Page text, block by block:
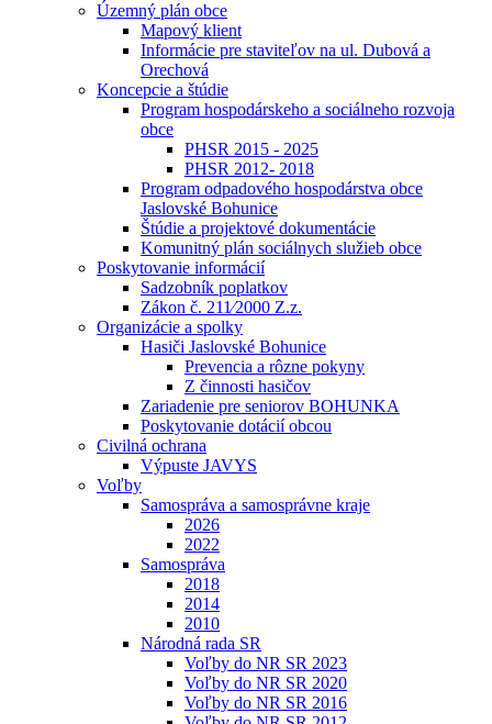
Územný plán obce
Mapový klient
Informácie pre staviteľov na ul. Dubová a
Orechová
Koncepcie a štúdie
Program hospodárskeho a sociálneho rozvoja
obce
PHSR 2015 - 2025
PHSR 2012- 2018
Program odpadového hospodárstva obce
Jaslovské Bohunice
Štúdie a projektové dokumentácie
Komunitný plán sociálnych služieb obce
Poskytovanie informácií
Sadzobník poplatkov
Zákon č. 211⁄2000 Z.z.
Organizácie a spolky
Hasiči Jaslovské Bohunice
Prevencia a rôzne pokyny
Z činnosti hasičov
Zariadenie pre seniorov BOHUNKA
Poskytovanie dotácií obcou
Civilná ochrana
Výpuste JAVYS
Voľby
Samospráva a samosprávne kraje
2026
2022
Samospráva
2018
2014
2010
Národná rada SR
Voľby do NR SR 2023
Voľby do NR SR 2020
Voľby do NR SR 2016